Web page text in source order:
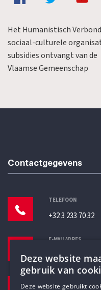
Het Humanistisch
sociaal-culturele
subsidies ontvangt van de
Vlaamse Gemeenschap
Contactgegevens
TELEFOON
+32 3 233 70 32
E-MAILADRES
Deze website
gebruik van
Deze website gebruikt